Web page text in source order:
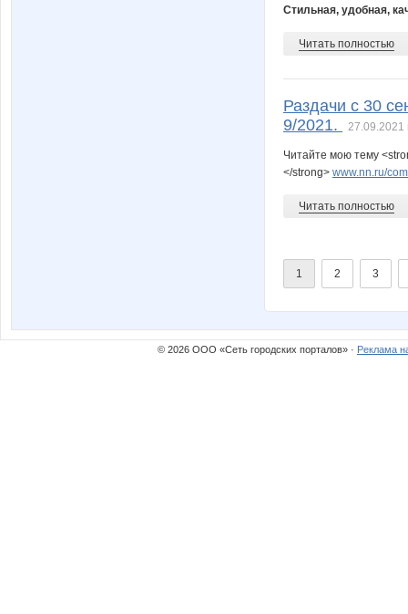
Стильная, удобная,
Читать полностью
Раздачи с 30
9/2021.
27.09.2021
Читайте мою тему
</strong> www.nn.ru/
Читать полностью
1 2 3
© 2026 ООО «Сеть городских порталов» · Реклама